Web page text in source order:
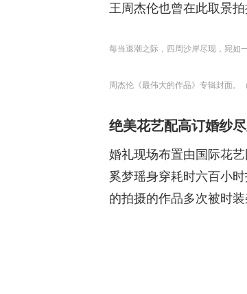
王周杰伦也曾在此取景
每当退潮之际，四周沙岸尽现，宛如
周杰伦《最伟大的作品》专辑封面。
绝美花艺配高订婚纱
婚礼现场布置由国际花
奚梦瑶身穿耗时六百小
的拍摄的作品多次被时装